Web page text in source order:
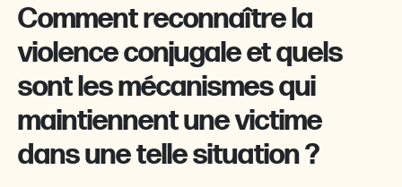
Comment reconnaître la
violence conjugale et quels
sont les mécanismes qui
maintiennent une victime
dans une telle situation ?